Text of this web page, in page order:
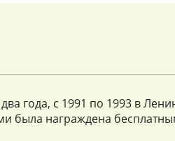
года, с 1991 по 1993 в
была награждена